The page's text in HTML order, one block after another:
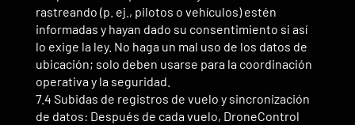
rastreando (p. ej., pilotos o vehículos) estén
informadas y hayan dado su consentimiento si así
lo exige la ley. No haga un mal uso de los datos de
ubicación; solo deben usarse para la coordinación
operativa y la seguridad.
7.4 Subidas de registros de vuelo y sincronización
de datos: Después de cada vuelo, DroneControl